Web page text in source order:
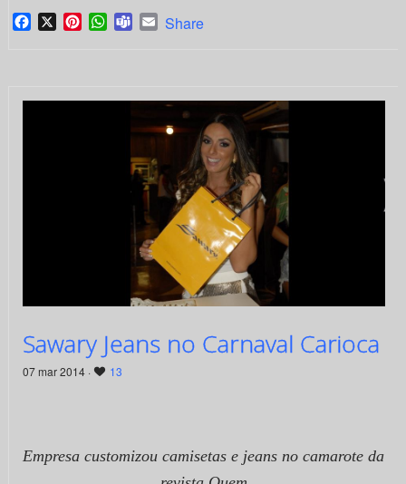
Facebook
X PinterestWhatsApp
TeamsEmail
Share
Sawary Jeans no Carnaval Carioca
07 mar 2014 · 13
Empresa customizou camisetas e jeans no camarote da